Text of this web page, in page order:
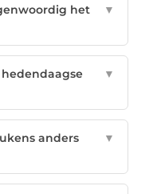
het
▼
▼
anders
▼